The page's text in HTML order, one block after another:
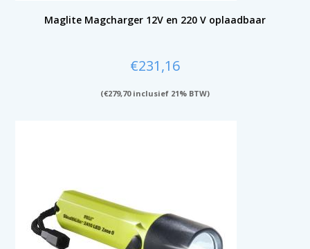
Maglite Magcharger 12V en 220 V oplaadbaar
€231,16
(€279,70inclusief 21% BTW)